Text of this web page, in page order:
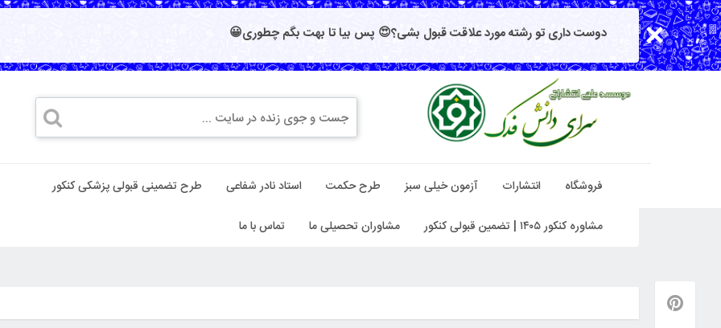
دوست داری تو رشته مورد علاقت قبول بشی؟😍 پس بیا تا بهت بگم چطوری😀
فروشگاه انتشارات آزمون خیلی سبز طرح حکمت استاد نادر شفاعی طرح تضمینی قبولی پزشکی کنکور
مشاوره کنکور ۱۴۰۵ | تضمین قبولی کنکور مشاوران تحصیلی ما تماس با ما